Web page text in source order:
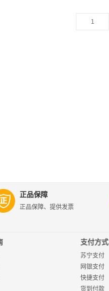
正品保障
正品保障、提供发票
支付方式
苏宁支付
网银支付
快捷支付
货到付款